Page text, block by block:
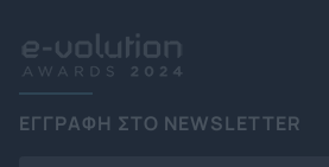
ΕΓΓΡΑΦΗ ΣΤΟ NEWSLETTER